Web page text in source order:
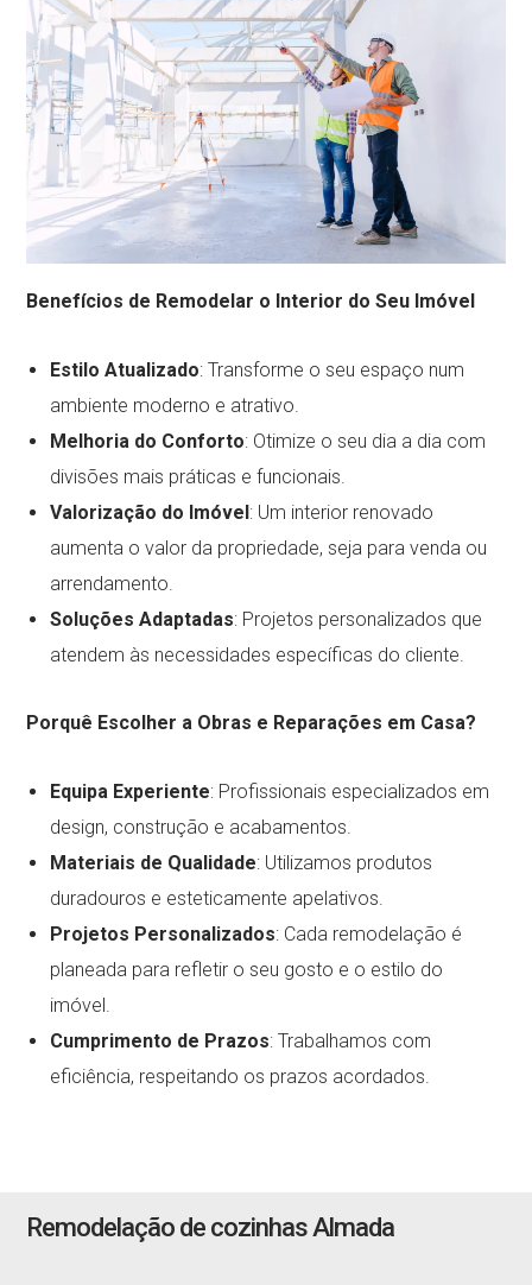
Benefícios de Remodelar o Interior do Seu Imóvel
Estilo Atualizado: Transforme o seu espaço num
ambiente moderno e atrativo.
Melhoria do Conforto: Otimize o seu dia a dia com
divisões mais práticas e funcionais.
Valorização do Imóvel: Um interior renovado
aumenta o valor da propriedade, seja para venda ou
arrendamento.
Soluções Adaptadas: Projetos personalizados que
atendem às necessidades específicas do cliente.
Porquê Escolher a Obras e Reparações em Casa?
Equipa Experiente: Profissionais especializados em
design, construção e acabamentos.
Materiais de Qualidade: Utilizamos produtos
duradouros e esteticamente apelativos.
Projetos Personalizados: Cada remodelação é
planeada para refletir o seu gosto e o estilo do
imóvel.
Cumprimento de Prazos: Trabalhamos com
eficiência, respeitando os prazos acordados.
Remodelação de cozinhas Almada